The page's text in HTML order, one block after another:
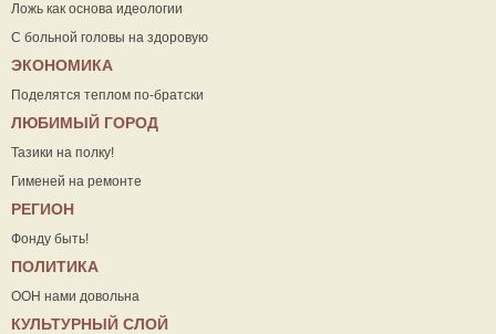
Ложь как основа идеологии
С больной головы на здоровую
ЭКОНОМИКА
Поделятся теплом по-братски
ЛЮБИМЫЙ ГОРОД
Тазики на полку!
Гименей на ремонте
РЕГИОН
Фонду быть!
ПОЛИТИКА
ООН нами довольна
КУЛЬТУРНЫЙ СЛОЙ